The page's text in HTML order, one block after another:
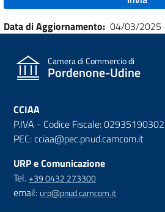
Data di Aggiornamento 04/03/2025
Camera di Commercio di
Pordenone-Udine
CCIAA
P.IVA - Codice Fiscale: 02935190302
PEC: cciaa@pec.pnud.camcom.it
URP e Comunicazione
Tel.+39 0432 273300
email: urp@pnud.camcom.it